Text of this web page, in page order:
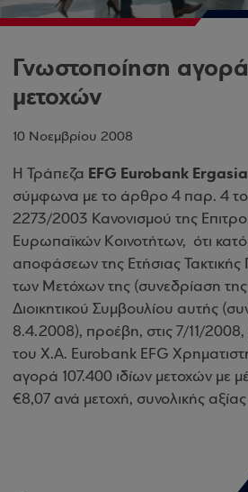
Γνωστοποίηση
μετοχών
10 Νοεμβρίου 2008
Η Τράπεζα EFG Eurobank
σύμφωνα με το άρθρο 4 παρ. 4
2273/2003 Κανονισμού της
Ευρωπαϊκών Κοινοτήτων, ότι
αποφάσεων της Ετήσιας Τακτικής
των Μετόχων της (συνεδρίαση
Διοικητικού Συμβουλίου αυτής
8.4.2008), προέβη, στις 7/11/
του Χ.Α. Eurobank EFG
αγορά 107.400 ιδίων μετοχών με
€8,07 ανά μετοχή, συνολικής